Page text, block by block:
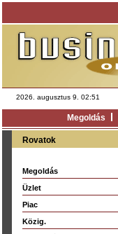
2026. augusztus 9. 02:51
Megoldás
Rovatok
Megoldás
Üzlet
Piac
Közig.